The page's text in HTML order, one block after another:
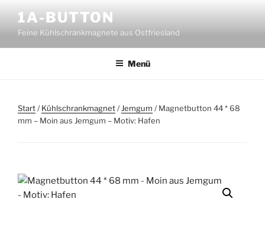
Inhalt
springen
1A-BUTTON
Feine Kühlschrankmagnete aus Ostfriesland
Menü
Start/Kühlschrankmagnet/ Jemgum / Magnetbutton 44 * 68
mm – Moin aus Jemgum – Motiv: Hafen